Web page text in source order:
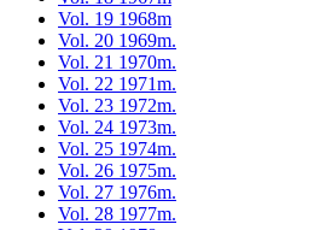
Vol. 19 1968m
Vol. 20 1969m.
Vol. 21 1970m.
Vol. 22 1971m.
Vol. 23 1972m.
Vol. 24 1973m.
Vol. 25 1974m.
Vol. 26 1975m.
Vol. 27 1976m.
Vol. 28 1977m.